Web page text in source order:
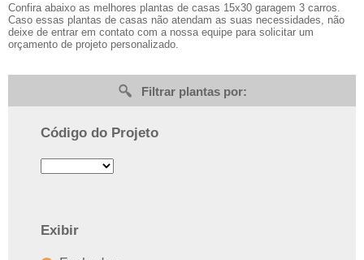
Confira abaixo as melhores plantas de casas 15x30 garagem 3 carros.
Caso essas plantas de casas não atendam as suas necessidades, não
deixe de entrar em contato com a nossa equipe para solicitar um
orçamento de projeto personalizado.
Filtrar plantas por:
Código do Projeto
Exibir